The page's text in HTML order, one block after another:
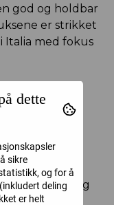
god og holdbar
er strikket
Italia med fokus
linning
dette
sikre
og for å
deling
er helt